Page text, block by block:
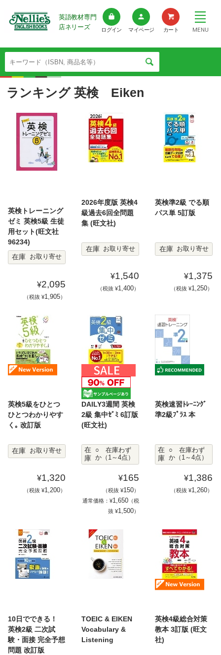
英語教材専門
店ネリーズ
ログイン マイページ カート MENU
ランキング 英検 Eiken
英検トレーニング
ゼミ 英検5級 生徒
用セット(旺文社
96234)
在庫
お取り寄せ
¥2,095
（税抜 ¥1,905）
2026年度版 英検4
級過去6回全問題
集 (旺文社)
在庫 お取り寄せ
¥1,540
（税抜 ¥1,400）
英検準2級 でる順
パス単 5訂版
在庫 お取り寄せ
¥1,375
（税抜 ¥1,250）
英検5級をひとつ
ひとつわかりやす
く｡ 改訂版
在庫 お取り寄せ
¥1,320
（税抜 ¥1,200）
DAILY3週間 英検
2級 集中ｾﾞﾐ 6訂版
(旺文社)
在
庫
○ 在庫わず
か（1～4点）
¥165
（税抜 ¥150）
通常価格：¥1,650（税
抜 ¥1,500）
英検速習ﾄﾚｰﾆﾝｸﾞ
準2級ﾌﾟﾗｽ 本
在
庫
○ 在庫わず
か（1～4点）
¥1,386
（税抜 ¥1,260）
10日でできる！
英検2級 二次試
験・面接 完全予想
問題 改訂版
TOEIC & EIKEN
Vocabulary &
Listening
英検4級総合対策
教本 3訂版 (旺文
社)